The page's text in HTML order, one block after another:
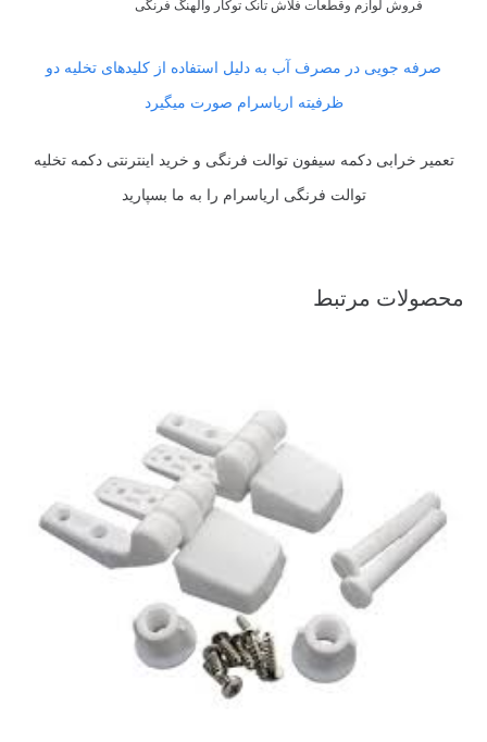
فروش لوازم وقطعات فلاش تانک توکار والهنگ فرنگی
صرفه جویی در مصرف آب به دلیل استفاده از کلیدهای تخلیه دو
ظرفیته اریاسرام صورت میگیرد
تعمیر خرابی دکمه سیفون توالت فرنگی و خرید اینترنتی دکمه تخلیه
توالت فرنگی اریاسرام را به ما بسپارید
محصولات مرتبط